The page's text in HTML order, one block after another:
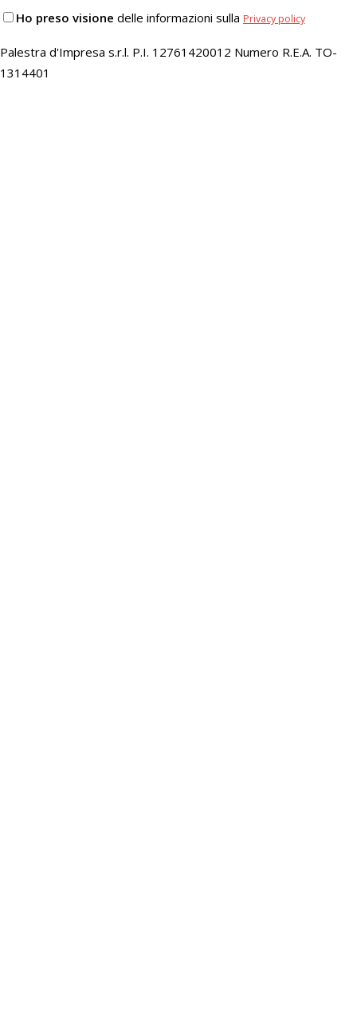
Ho preso visione delle informazioni sulla Privacy policy
Palestra d'Impresa s.r.l. P.I. 12761420012 Numero R.E.A. TO-
1314401